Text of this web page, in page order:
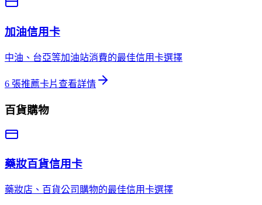
加油信用卡
中油、台亞等加油站消費的最佳信用卡選擇
6 張推薦卡片 查看詳情
百貨購物
藥妝百貨信用卡
藥妝店、百貨公司購物的最佳信用卡選擇